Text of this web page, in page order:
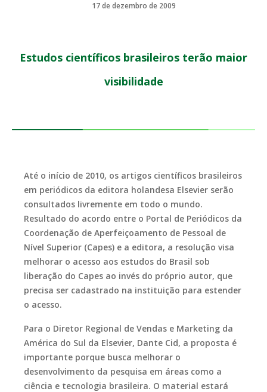
17 de dezembro de 2009
Estudos científicos brasileiros terão maior
visibilidade
Até o início de 2010, os artigos científicos brasileiros
em periódicos da editora holandesa Elsevier serão
consultados livremente em todo o mundo.
Resultado do acordo entre o Portal de Periódicos da
Coordenação de Aperfeiçoamento de Pessoal de
Nível Superior (Capes) e a editora, a resolução visa
melhorar o acesso aos estudos do Brasil sob
liberação do Capes ao invés do próprio autor, que
precisa ser cadastrado na instituição para estender
o acesso.
Para o Diretor Regional de Vendas e Marketing da
América do Sul da Elsevier, Dante Cid, a proposta é
importante porque busca melhorar o
desenvolvimento da pesquisa em áreas como a
ciência e tecnologia brasileira. O material estará